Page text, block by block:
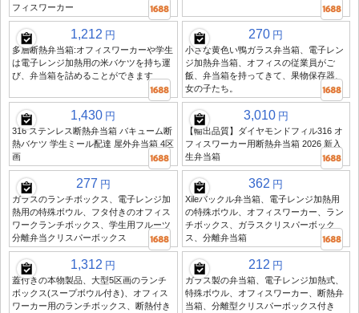
フィスワーカー
1,212 円
多層断熱弁当箱:オフィスワーカーや学生
は電子レンジ加熱用の米バケツを持ち運
び、弁当箱を詰めることができます
270 円
小さな黄色い鴨ガラス弁当箱、電子レン
ジ加熱弁当箱、オフィスの従業員がご
飯、弁当箱を持ってきて、果物保存器、
女の子たち。
1,430 円
316 ステンレス断熱弁当箱 バキューム断
熱バケツ 学生ミール配達 屋外弁当箱 4区
画
3,010 円
【輸出品質】ダイヤモンドフィル316 オ
フィスワーカー用断熱弁当箱 2026 新入
生弁当箱
277 円
ガラスのランチボックス、電子レンジ加
熱用の特殊ボウル、フタ付きのオフィス
ワークランチボックス、学生用フルーツ
分離弁当クリスパーボックス
362 円
Xileバックル弁当箱、電子レンジ加熱用
の特殊ボウル、オフィスワーカー、ラン
チボックス、ガラスクリスパーボック
ス、分離弁当箱
1,312 円
蓋付きの本物製品、大型5区画のランチ
ボックス(スープボウル付き)、オフィス
ワーカー用のランチボックス、断熱付き
212 円
ガラス製の弁当箱、電子レンジ加熱式、
特殊ボウル、オフィスワーカー、断熱弁
当箱、分離型クリスパーボックス付き